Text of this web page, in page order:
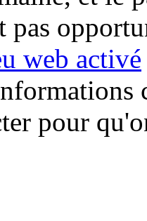
pas
web activé
pour